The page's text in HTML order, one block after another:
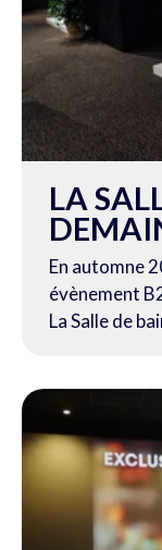
LA
En automne
évènement
La Salle de